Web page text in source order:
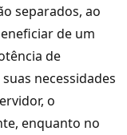
separados, ao
de um
de
necessidades
o
enquanto no